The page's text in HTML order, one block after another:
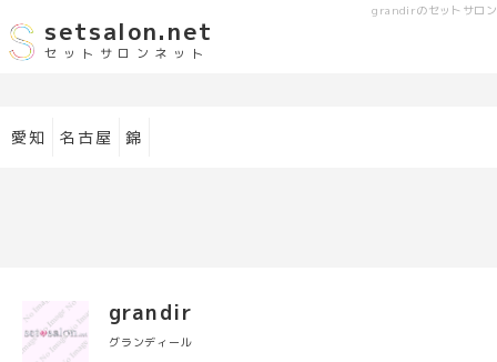
grandirのセットサロン
setsalon.net
セットサロンネット
愛知 名古屋 錦
grandir
グランディール